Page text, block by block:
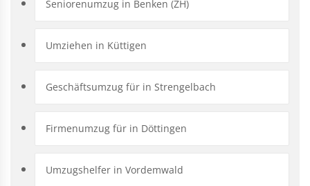
Seniorenumzug in Benken (ZH)
Umziehen in Küttigen
Geschäftsumzug für in Strengelbach
Firmenumzug für in Döttingen
Umzugshelfer in Vordemwald